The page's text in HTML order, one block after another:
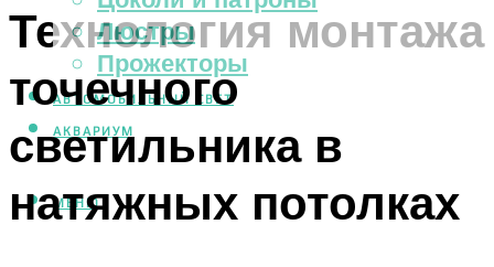
Люстры
Прожекторы
АВТОМОБИЛЬНЫЙ СВЕТ
АКВАРИУМ
МЕНЮ
Технология монтажа
точечного
светильника в
натяжных потолках